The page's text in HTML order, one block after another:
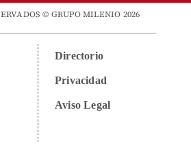
© GRUPO MILENIO 2026
Directorio
Privacidad
Aviso Legal